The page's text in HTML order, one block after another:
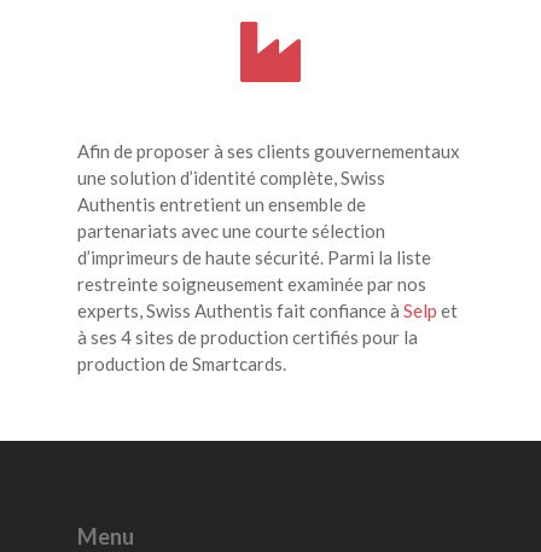
Afin de proposer à ses clients gouvernementaux
une solution d’identité complète, Swiss
Authentis entretient un ensemble de
partenariats avec une courte sélection
d’imprimeurs de haute sécurité. Parmi la liste
restreinte soigneusement examinée par nos
experts, Swiss Authentis fait confiance àSelp et
à ses 4 sites de production certifiés pour la
production de Smartcards.
Menu